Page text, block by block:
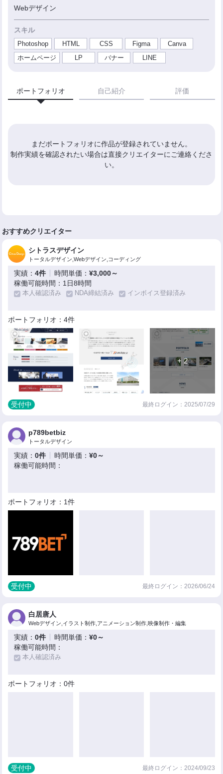
Webデザイン
スキル
Photoshop HTML CSS Figma
Canva
ホームページ
LP バナー LINE
ポートフォリオ 自己紹介 評価
まだポートフォリオに作品が登録されていません。
制作実績を確認されたい場合は直接クリエイターにご連絡くださ
い。
おすすめクリエイター
シトラスデザイン
トータルデザイン,Webデザイン,コーディング
実績：4件 時間単価：¥3,000～
稼働可能時間：1日8時間
本人確認済み NDA締結済み インボイス登録済み
ポートフォリオ：4件
+ 2
受付中 最終ログイン：2025/07/29
p789betbiz
トータルデザイン
実績：0件 時間単価：¥0～
稼働可能時間：
ポートフォリオ：1件
受付中 最終ログイン：2026/06/24
白居唐人
Webデザイン,イラスト制作,アニメーション制作,映像制作・編集
実績：0件 時間単価：¥0～
稼働可能時間：
本人確認済み
ポートフォリオ：0件
受付中 最終ログイン：2024/09/23